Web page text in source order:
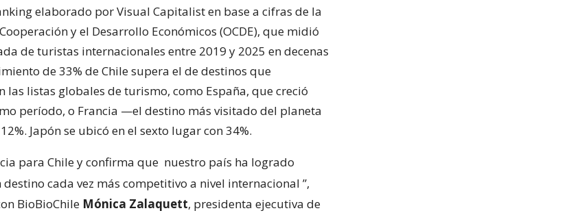
elaborado por Visual Capitalist en base a cifras de la
y el Desarrollo Económicos (OCDE), que midió
de turistas internacionales entre 2019 y 2025 en decenas
de 33% de Chile supera el de destinos que
las listas globales de turismo, como España, que creció
período, o Francia —el destino más visitado del planeta
Japón se ubicó en el sexto lugar con 34%.
para Chile y confirma que nuestro país ha logrado
cada vez más competitivo a nivel internacional ”,
BioBioChile Mónica Zalaquett, presidenta ejecutiva de